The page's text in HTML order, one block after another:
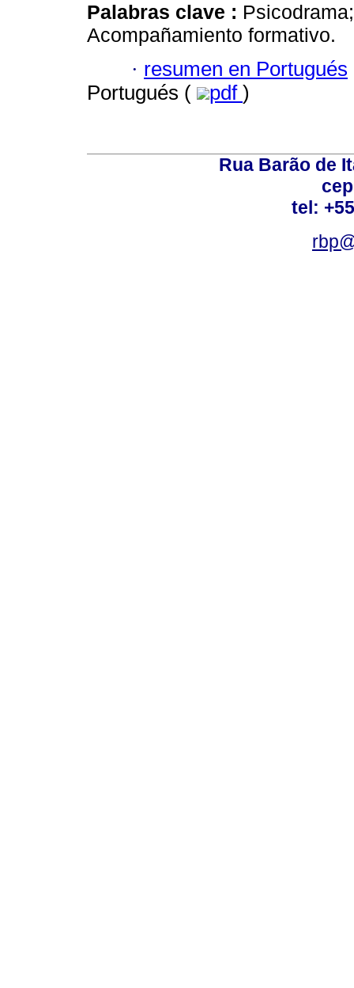
Palabras clave :
Acompañamiento formativo.
· resumen en Portugués
Portugués (
pdf )
Rua Barão de
tel: